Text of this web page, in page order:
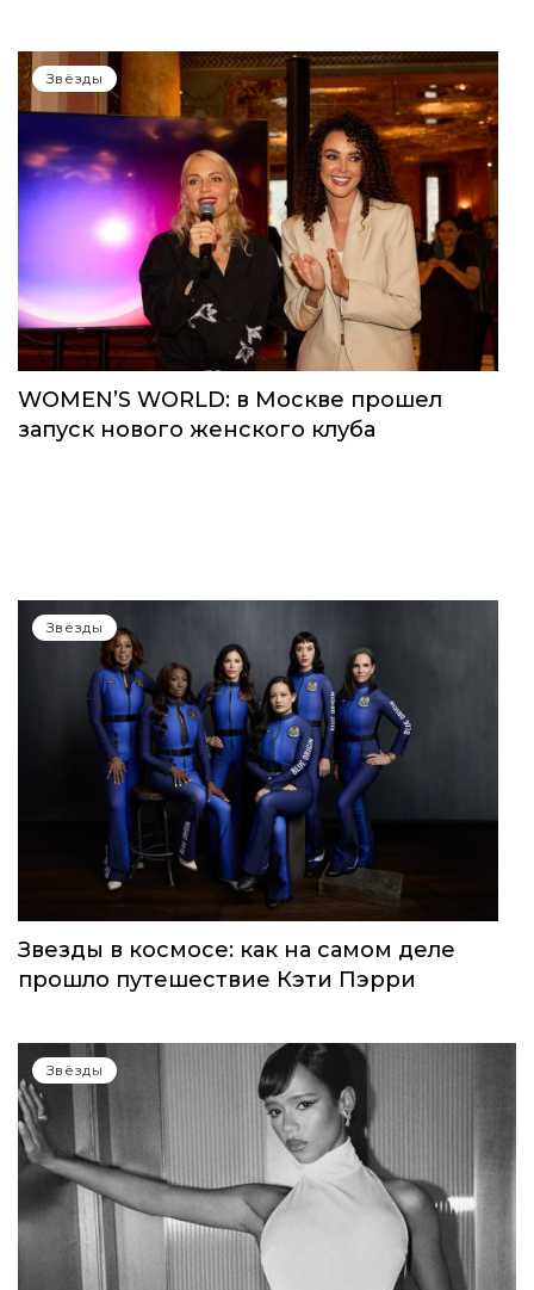
Звёзды
WOMEN’S WORLD: в Москве прошел
запуск нового женского клуба
Звёзды
Звезды в космосе: как на самом деле
прошло путешествие Кэти Пэрри
Звёзды